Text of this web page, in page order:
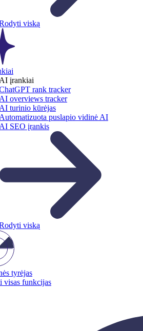
viską
AI įrankiai
rank tracker
AI overviews tracker
AI turinio kūrėjas
Automatizuota puslapio vidinė AI
AI SEO įrankis
viską
tyrėjas
visas funkcijas